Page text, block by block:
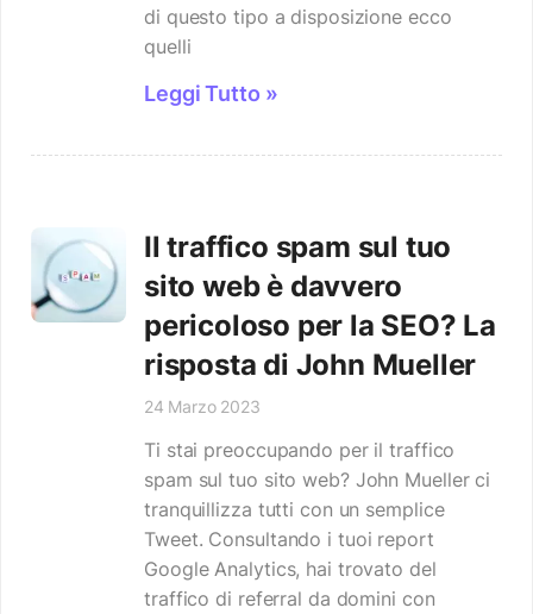
di questo tipo a disposizione ecco
quelli
Leggi Tutto »
Il traffico spam sul tuo
sito web è davvero
pericoloso per la SEO? La
risposta di John Mueller
24 Marzo 2023
Ti stai preoccupando per il traffico
spam sul tuo sito web? John Mueller ci
tranquillizza tutti con un semplice
Tweet. Consultando i tuoi report
Google Analytics, hai trovato del
traffico di referral da domini con